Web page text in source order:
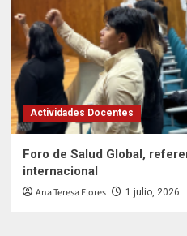
Actividades Docentes
Foro de Salud Global,
internacional
Ana Teresa Flores 1 julio, 2026